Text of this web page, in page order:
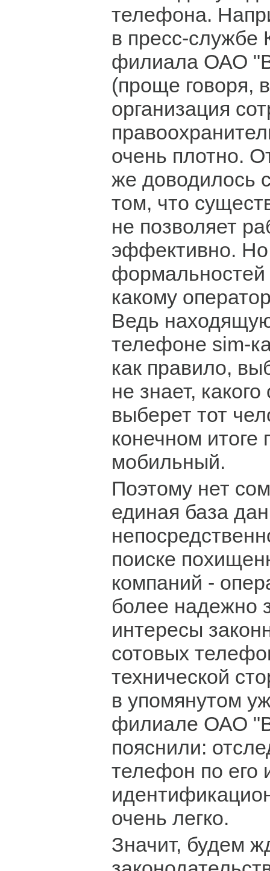
телефона.
в пресс-службе
филиала ОАО
(проще говоря,
организация
очень плотно.
же доводилось
том, что
не позволяет
эффективно.
формальностей
какому
Ведь
телефоне sim-
как правило,
не знает,
выберет тот
конечном итоге
мобильный.
Поэтому нет
единая база
поиске
компаний -
более надежно
интересы
сотовых
технической
в упомянутом
филиале ОАО
пояснили:
телефон по его
очень легко.
Значит, будем